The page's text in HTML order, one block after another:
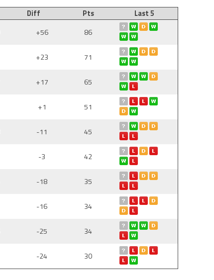
Diff Pts
Last 5
+56 86
+23 71
+17 65
+1 51
-11 45
-3 42
-18 35
-16 34
-25 34
-24 30